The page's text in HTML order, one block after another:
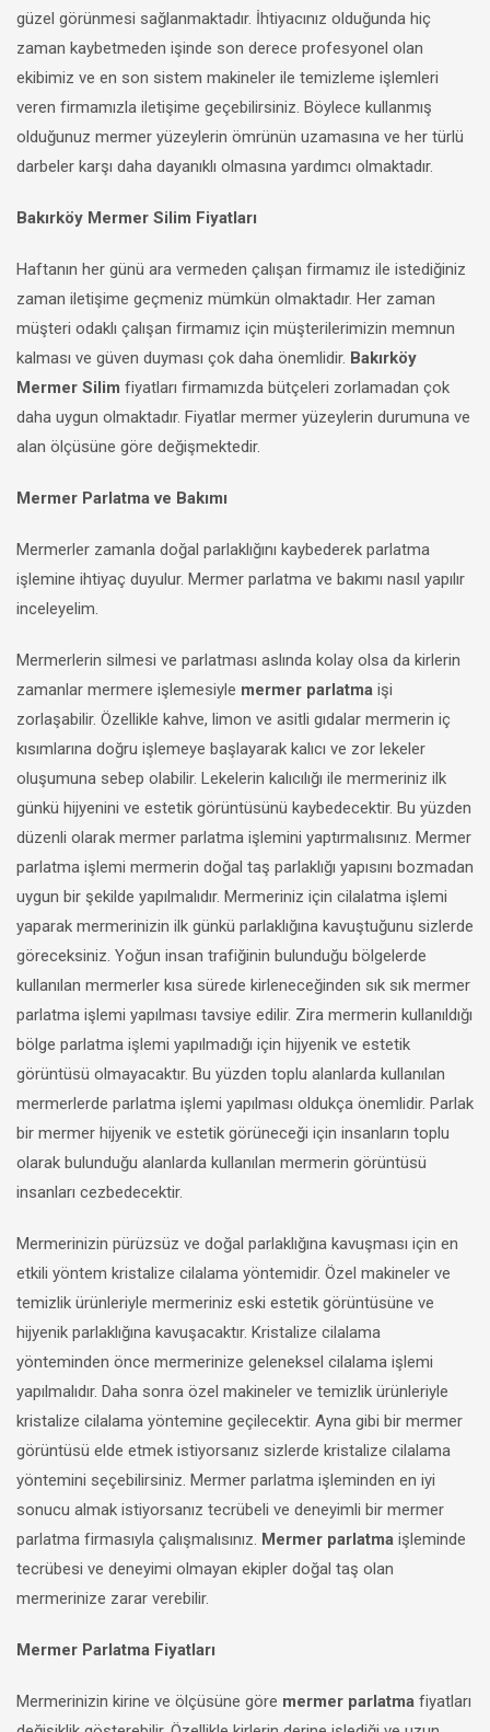
güzel görünmesi sağlanmaktadır. İhtiyacınız olduğunda hiç
zaman kaybetmeden işinde son derece profesyonel olan
ekibimiz ve en son sistem makineler ile temizleme işlemleri
veren firmamızla iletişime geçebilirsiniz. Böylece kullanmış
olduğunuz mermer yüzeylerin ömrünün uzamasına ve her türlü
darbeler karşı daha dayanıklı olmasına yardımcı olmaktadır.
Bakırköy Mermer Silim Fiyatları
Haftanın her günü ara vermeden çalışan firmamız ile istediğiniz
zaman iletişime geçmeniz mümkün olmaktadır. Her zaman
müşteri odaklı çalışan firmamız için müşterilerimizin memnun
kalması ve güven duyması çok daha önemlidir. Bakırköy
Mermer Silim fiyatları firmamızda bütçeleri zorlamadan çok
daha uygun olmaktadır. Fiyatlar mermer yüzeylerin durumuna ve
alan ölçüsüne göre değişmektedir.
Mermer Parlatma ve Bakımı
Mermerler zamanla doğal parlaklığını kaybederek parlatma
işlemine ihtiyaç duyulur. Mermer parlatma ve bakımı nasıl yapılır
inceleyelim.
Mermerlerin silmesi ve parlatması aslında kolay olsa da kirlerin
zamanlar mermere işlemesiyle mermer parlatma işi
zorlaşabilir. Özellikle kahve, limon ve asitli gıdalar mermerin iç
kısımlarına doğru işlemeye başlayarak kalıcı ve zor lekeler
oluşumuna sebep olabilir. Lekelerin kalıcılığı ile mermeriniz ilk
günkü hijyenini ve estetik görüntüsünü kaybedecektir. Bu yüzden
düzenli olarak mermer parlatma işlemini yaptırmalısınız. Mermer
parlatma işlemi mermerin doğal taş parlaklığı yapısını bozmadan
uygun bir şekilde yapılmalıdır. Mermeriniz için cilalatma işlemi
yaparak mermerinizin ilk günkü parlaklığına kavuştuğunu sizlerde
göreceksiniz. Yoğun insan trafiğinin bulunduğu bölgelerde
kullanılan mermerler kısa sürede kirleneceğinden sık sık mermer
parlatma işlemi yapılması tavsiye edilir. Zira mermerin kullanıldığı
bölge parlatma işlemi yapılmadığı için hijyenik ve estetik
görüntüsü olmayacaktır. Bu yüzden toplu alanlarda kullanılan
mermerlerde parlatma işlemi yapılması oldukça önemlidir. Parlak
bir mermer hijyenik ve estetik görüneceği için insanların toplu
olarak bulunduğu alanlarda kullanılan mermerin görüntüsü
insanları cezbedecektir.
Mermerinizin pürüzsüz ve doğal parlaklığına kavuşması için en
etkili yöntem kristalize cilalama yöntemidir. Özel makineler ve
temizlik ürünleriyle mermeriniz eski estetik görüntüsüne ve
hijyenik parlaklığına kavuşacaktır. Kristalize cilalama
yönteminden önce mermerinize geleneksel cilalama işlemi
yapılmalıdır. Daha sonra özel makineler ve temizlik ürünleriyle
kristalize cilalama yöntemine geçilecektir. Ayna gibi bir mermer
görüntüsü elde etmek istiyorsanız sizlerde kristalize cilalama
yöntemini seçebilirsiniz. Mermer parlatma işleminden en iyi
sonucu almak istiyorsanız tecrübeli ve deneyimli bir mermer
parlatma firmasıyla çalışmalısınız. Mermer parlatma işleminde
tecrübesi ve deneyimi olmayan ekipler doğal taş olan
mermerinize zarar verebilir.
Mermer Parlatma Fiyatları
Mermerinizin kirine ve ölçüsüne göre mermer parlatma fiyatları